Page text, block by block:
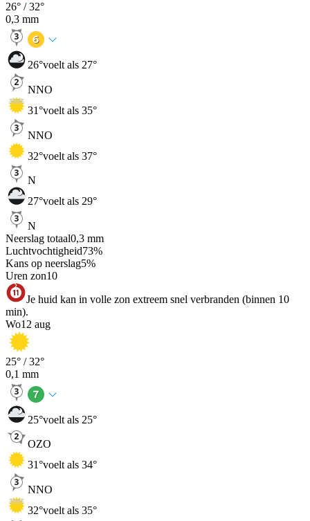
26° /32°
0,3 mm
26°voelt als 27°
NNO
31°voelt als 35°
NNO
32°voelt als 37°
N
27°voelt als 29°
N
Neerslag totaal0,3 mm
Luchtvochtigheid73%
Kans op neerslag5%
Uren zon10
Je huid kan in volle zon extreem snel verbranden (binnen 10
min).
Wo12 aug
25° /32°
0,1 mm
25°voelt als 25°
OZO
31°voelt als 34°
NNO
32°voelt als 35°